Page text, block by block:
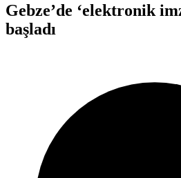
Gebze’de ‘elektronik
başladı